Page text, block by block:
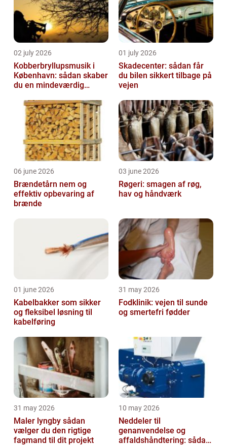
02 july 2026
Kobberbryllupsmusik i
København: sådan skaber
du en mindeværdig
01 july 2026
Skadecenter: sådan får
du bilen sikkert tilbage på
vejen
06 june 2026
Brændetårn nem og
effektiv opbevaring af
brænde
03 june 2026
Røgeri: smagen af røg,
hav og håndværk
01 june 2026
Kabelbakker som sikker
og fleksibel løsning til
kabelføring
31 may 2026
Fodklinik: vejen til sunde
og smertefri fødder
31 may 2026
Maler lyngby sådan
vælger du den rigtige
fagmand til dit projekt
10 may 2026
Neddeler til
genanvendelse og
affaldshåndtering: sådan